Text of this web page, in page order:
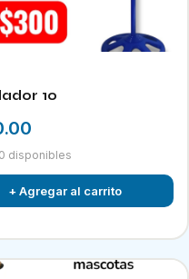
10
disponibles
+ Agregar al carrito